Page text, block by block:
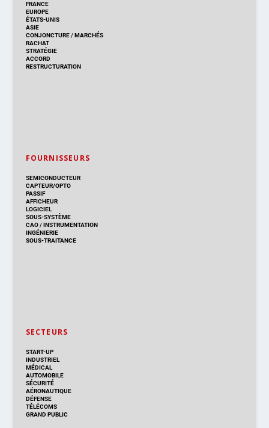
FRANCE
EUROPE
ÉTATS-UNIS
ASIE
CONJONCTURE/MARCHÉS
RACHAT
STRATÉGIE
ACCORD
RESTRUCTURATION
FOURNISSEURS
SEMICONDUCTEUR
CAPTEUR/OPTO
PASSIF
AFFICHEUR
LOGICIEL
SOUS-SYSTÈME
CAO/INSTRUMENTATION
INGÉNIERIE
SOUS-TRAITANCE
SECTEURS
START-UP
INDUSTRIEL
MÉDICAL
AUTOMOBILE
SÉCURITÉ
AÉRONAUTIQUE
DÉFENSE
TÉLÉCOMS
GRAND PUBLIC